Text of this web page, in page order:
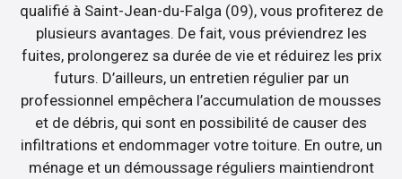
qualifié à Saint-Jean-du-Falga (09), vous profiterez de
plusieurs avantages. De fait, vous préviendrez les
fuites, prolongerez sa durée de vie et réduirez les prix
futurs. D’ailleurs, un entretien régulier par un
professionnel empêchera l’accumulation de mousses
et de débris, qui sont en possibilité de causer des
infiltrations et endommager votre toiture. En outre, un
ménage et un démoussage réguliers maintiendront